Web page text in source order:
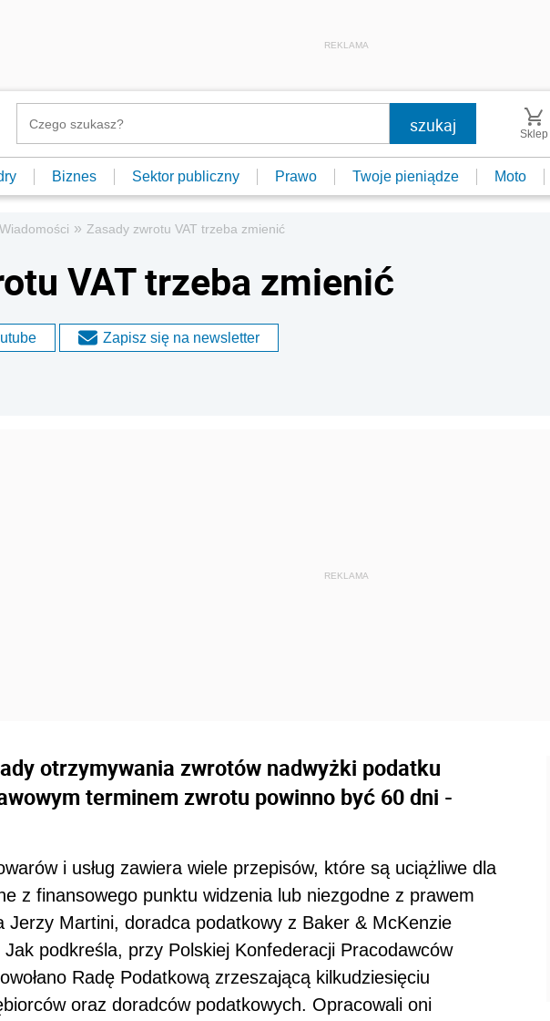
REKLAMA
Sklep
Biznes Sektor publiczny Prawo Twoje pieniądze Moto
Wiadomości » Zasady zwrotu VAT trzeba zmienić
VAT trzeba zmienić
Zapisz się na newsletter
otrzymywania zwrotów nadwyżki podatku
terminem zwrotu powinno być 60 dni -
i usług zawiera wiele przepisów, które są uciążliwe dla
z finansowego punktu widzenia lub niezgodne z prawem
Jerzy Martini, doradca podatkowy z Baker & McKenzie
podkreśla, przy Polskiej Konfederacji Pracodawców
Radę Podatkową zrzeszającą kilkudziesięciu
oraz doradców podatkowych. Opracowali oni